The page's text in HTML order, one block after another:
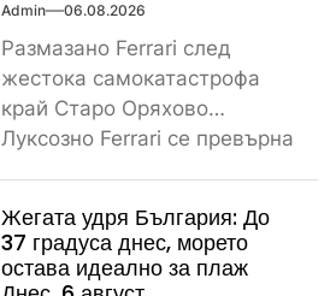
Admin 06.08.2026
Размазано Ferrari след
жестока самокатастрофа
край Старо Оряхово
Луксозно Ferrari се превърна
сутрин...
Жегата удря България: До
37 градуса днес, морето
остава идеално за плаж